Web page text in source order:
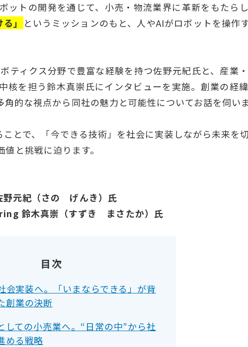
トの開発を通じて、小売・物流業界に革新をもたら
」
というミッションのもと、人やAIがロボットを操作
ティクス分野で豊富な経験を持つ佐野元紀氏と、産業
を担う鈴木真崇氏にインタビューを実施。創業の経
的な視点から同社の魅力と可能性についてお話を伺いま
とで、「今できる技術」を社会に実装しながら未来を
と挑戦に迫ります。
元紀（さの げんき）氏
鈴木真崇（すずき まさたか）氏
目次
会実装へ。「いまならできる」が背
創業の決断
しての小売業へ。“日常の中”から社
める戦略